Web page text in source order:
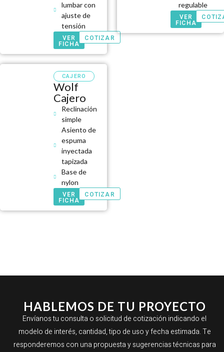
lumbar con
ajuste de
tensión
VER
FICHA
COTIZAR
regulable
VER
FICHA
CAJERO
Wolf
Cajero
Reclinación
simple
Asiento de
espuma
inyectada
tapizada
Base de
nylon
VER
FICHA
COTIZAR
HABLEMOS DE TU PROYECTO
Envíanos tu consulta o solicitud de cotización indicando el
modelo de interés, cantidad, tipo de uso y fecha estimada. Te
responderemos con una propuesta y sugerencias técnicas para